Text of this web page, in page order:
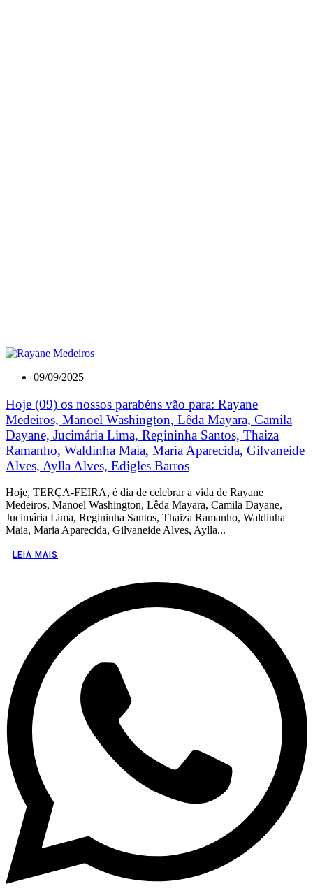
09/09/2025
Hoje (09) os nossos parabéns vão para: Rayane
Medeiros, Manoel Washington, Lêda Mayara, Camila
Dayane, Jucimária Lima, Regininha Santos, Thaiza
Ramanho, Waldinha Maia, Maria Aparecida, Gilvaneide
Alves, Aylla Alves, Edigles Barros
Hoje, TERÇA-FEIRA, é dia de celebrar a vida de Rayane
Medeiros, Manoel Washington, Lêda Mayara, Camila Dayane,
Jucimária Lima, Regininha Santos, Thaiza Ramanho, Waldinha
Maia, Maria Aparecida, Gilvaneide Alves, Aylla...
LEIA MAIS